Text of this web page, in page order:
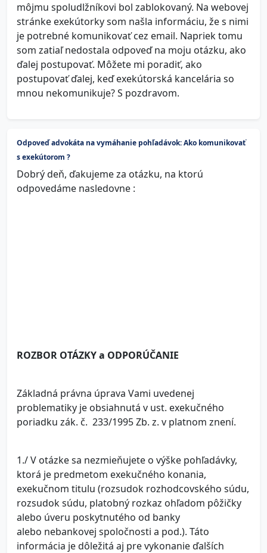
môjmu spoludlžníkovi bol zablokovaný. Na webovej
stránke exekútorky som našla informáciu, že s nimi
je potrebné komunikovať cez email. Napriek tomu
som zatiaľ nedostala odpoveď na moju otázku, ako
ďalej postupovať. Môžete mi poradiť, ako
postupovať ďalej, keď exekútorská kancelária so
mnou nekomunikuje? S pozdravom.
Odpoveď advokáta na vymáhanie pohľadávok: Ako komunikovať
s exekútorom ?
Dobrý deň, ďakujeme za otázku, na ktorú
odpovedáme nasledovne :
ROZBOR OTÁZKY a ODPORÚČANIE
Základná právna úprava Vami uvedenej
problematiky je obsiahnutá v ust. exekučného
poriadku zák. č. 233/1995 Zb. z. v platnom znení.
1./ V otázke sa nezmieňujete o výške pohľadávky,
ktorá je predmetom exekučného konania,
exekučnom titulu (rozsudok rozhodcovského súdu,
rozsudok súdu, platobný rozkaz ohľadom pôžičky
alebo úveru poskytnutého od banky
alebo nebankovej spoločnosti a pod.). Táto
informácia je dôležitá aj pre vykonanie ďalších